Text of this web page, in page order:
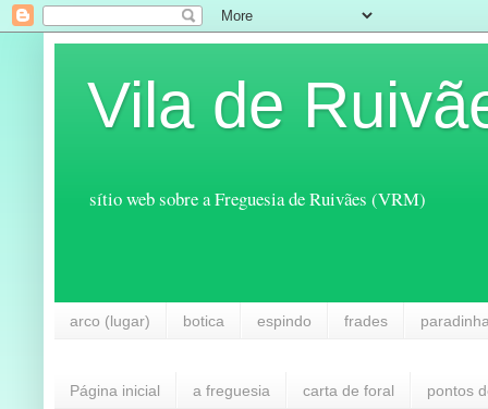
Vila de
sítio web sobre a Freguesia de Ruivães (VRM)
arco (lugar) botica espindo frades
Página inicial a freguesia carta de foral pontos